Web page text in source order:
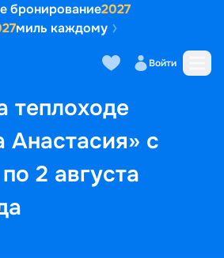
бронирование2027
миль каждому
Войти
теплоходе
Анастасия» с
2 августа
кают Маршрут и